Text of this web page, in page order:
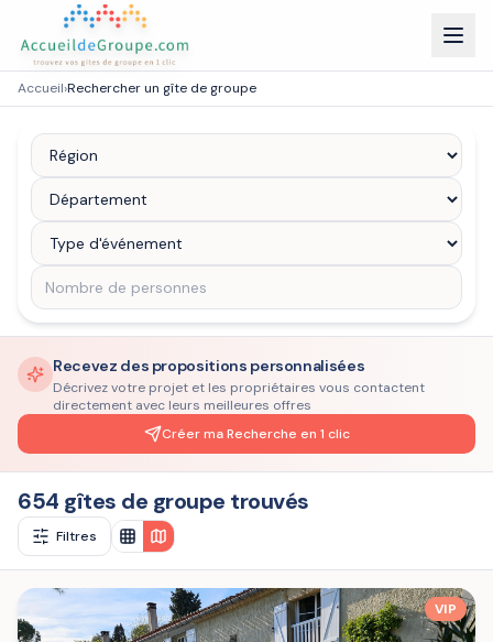
Accueil›Rechercher un gîte de groupe
Recevez des propositions personnalisées
Décrivez votre projet et les propriétaires vous contactent
directement avec leurs meilleures offres
Créer ma Recherche en 1 clic
654 gîtes de groupe trouvés
Filtres
VIP